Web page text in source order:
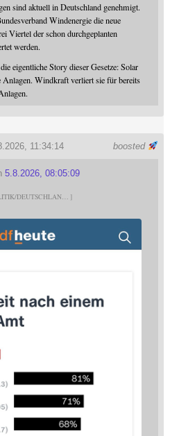
sind aktuell in Deutschland genehmigt.
Windenergie die neue
Viertel der schon durchgeplanten
werden.
eigentliche Story dieser Gesetze: Solar
Windkraft verliert sie für bereits
boosted
11:34:14
5.8.2026, 08:05:09
DEUTSCHLAN